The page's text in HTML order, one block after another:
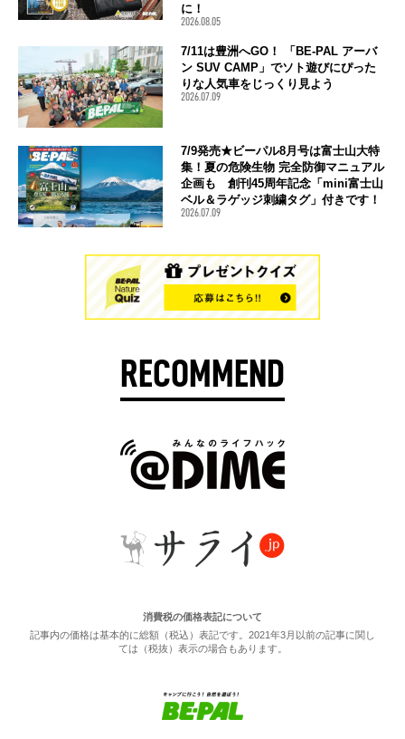
に！
2026.08.05
7/11は豊洲へGO！ 「BE-PAL アーバ
ン SUV CAMP」でソト遊びにぴった
りな人気車をじっくり見よう
2026.07.09
7/9発売★ビーパル8月号は富士山大特
集！夏の危険生物 完全防御マニュアル
企画も 創刊45周年記念「mini富士山
ベル＆ラゲッジ刺繍タグ」付きです！
2026.07.09
RECOMMEND
消費税の価格表記について
記事内の価格は基本的に総額（税込）表記です。2021年3月以前の記事に関し
ては（税抜）表示の場合もあります。